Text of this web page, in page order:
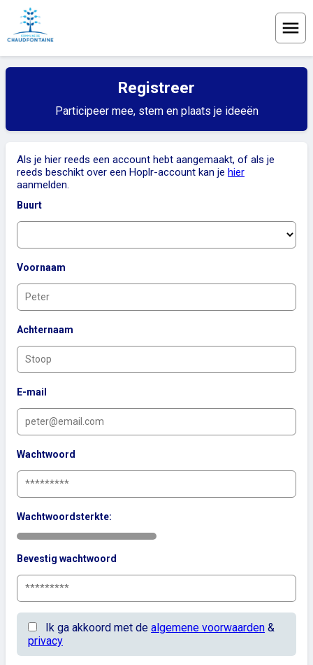
Registreer
Participeer mee, stem en plaats je ideeën
Als je hier reeds een account hebt aangemaakt, of als je
reeds beschikt over een Hoplr-account kan je hier
aanmelden.
Buurt
Voornaam
Achternaam
E-mail
Wachtwoord
Wachtwoordsterkte:
Bevestig wachtwoord
Ik ga akkoord met de algemene voorwaarden &
privacy